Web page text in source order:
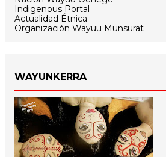
Indigenous Portal
Actualidad Étnica
Organización Wayuu Munsurat
WAYUNKERRA